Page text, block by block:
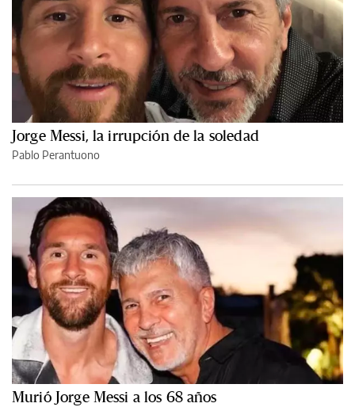
Jorge Messi, la irrupción de la soledad
Pablo Perantuono
Murió Jorge Messi a los 68 años